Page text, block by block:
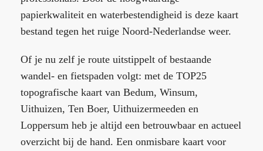
papierkwaliteit en waterbestendigheid is deze kaart
bestand tegen het ruige Noord-Nederlandse weer.
Of je nu zelf je route uitstippelt of bestaande
wandel- en fietspaden volgt: met de TOP25
topografische kaart van Bedum, Winsum,
Uithuizen, Ten Boer, Uithuizermeeden en
Loppersum heb je altijd een betrouwbaar en actueel
overzicht bij de hand. Een onmisbare kaart voor